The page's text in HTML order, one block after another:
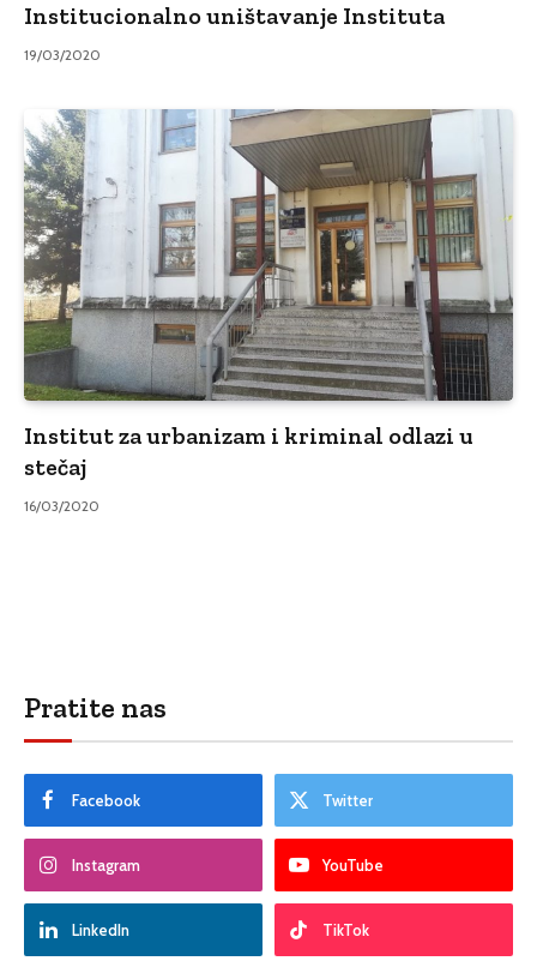
Institucionalno uništavanje Instituta
19/03/2020
Institut za urbanizam i kriminal odlazi u
stečaj
16/03/2020
Pratite nas
Facebook Twitter
Instagram YouTube
LinkedIn TikTok